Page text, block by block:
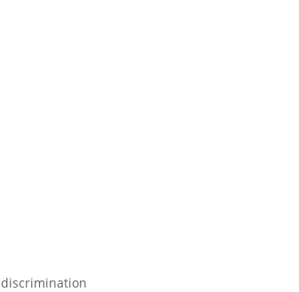
discrimination